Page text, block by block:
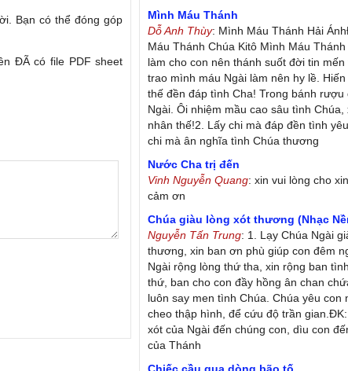
Bạn có thể đóng góp
ĐÃ có file PDF sheet
Mình Máu Thánh
Dỗ Anh Thùy: Mình Máu Thánh Hải
Máu Thánh Chúa Kitô Mình Máu Thánh
làm cho con nên thánh suốt đời tin mến
trao mình máu Ngài làm nên hy lề.
thế đền đáp tình Cha! Trong bánh rượu
Ngài. Ôi nhiệm mầu cao sâu tình
nhân thế!2. Lấy chi mà đáp đền tình
chi mà ân nghĩa tình Chúa thương
Nước Cha trị đến
Vinh Nguyễn Quang: xin vui lòng cho
cảm ơn
Chúa giàu lòng xót thương (Nhạc
Nguyễn Tấn Trung: 1. Lạy Chúa Ngài
thương, xin ban ơn phù giúp con đêm
Ngài rộng lòng thứ tha, xin rộng ban
thứ, ban cho con đầy hồng ân chan
luôn say men tình Chúa. Chúa yêu con
cheo thập hình, để cứu độ trần
xót của Ngài đến chúng con, dìu con
của Thánh